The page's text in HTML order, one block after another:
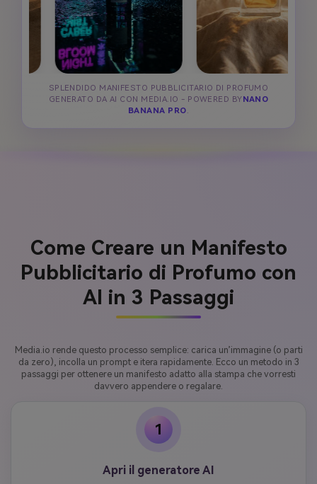
SPLENDIDO MANIFESTO PUBBLICITARIO DI PROFUMO
GENERATO DA AI CON MEDIA.IO - POWERED BY NANO
BANANA PRO.
Come Creare un Manifesto
Pubblicitario di Profumo con
AI in 3 Passaggi
Media.io rende questo processo semplice: carica un’immagine (o parti
da zero), incolla un prompt e itera rapidamente. Ecco un metodo in 3
passaggi per ottenere un manifesto adatto alla stampa che vorresti
davvero appendere o regalare.
1
Apri il generatore AI